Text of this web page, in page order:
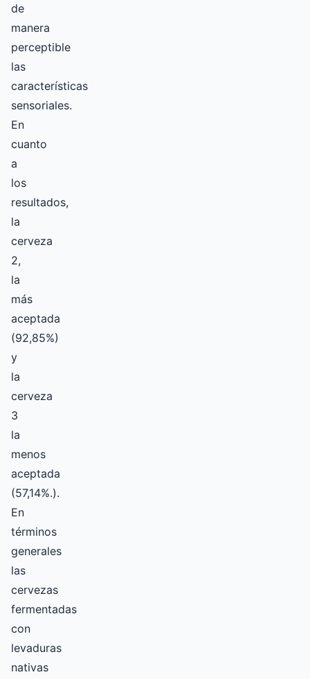
de
manera
perceptible
las
características
sensoriales.
En
cuanto
a
los
resultados,
la
cerveza
2,
la
más
aceptada
(92,85%)
y
la
cerveza
3
la
menos
aceptada
(57,14%.).
En
términos
generales
las
cervezas
fermentadas
con
levaduras
nativas